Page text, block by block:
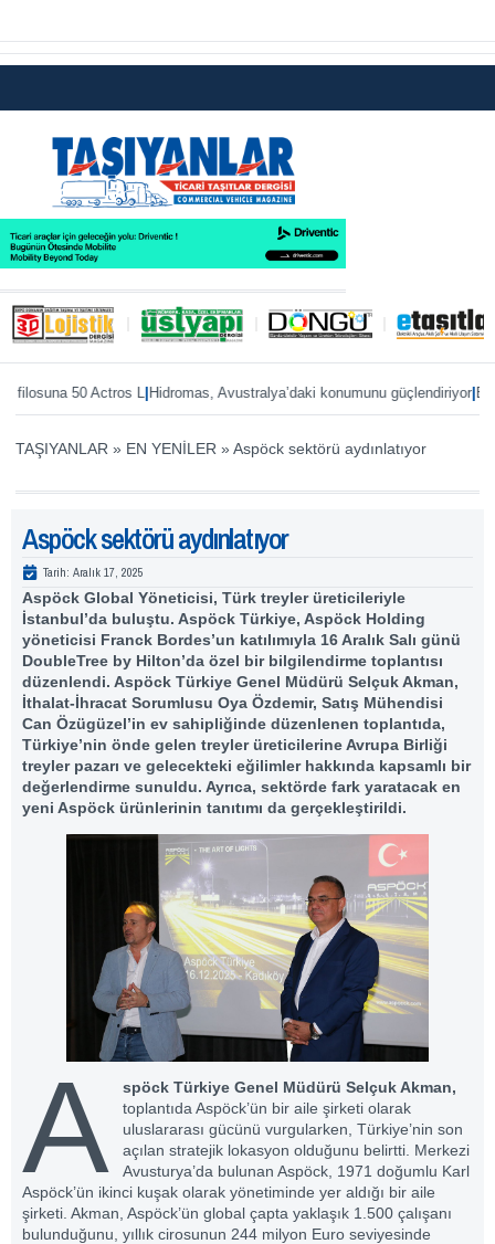
50 Actros L|Hidromas, Avustralya’daki konumunu güçlendiriyor|Enver
TAŞIYANLAR » EN YENİLER »Aspöck sektörü aydınlatıyor
Aspöck sektörü aydınlatıyor
Tarih: Aralık 17, 2025
Aspöck Global Yöneticisi, Türk treyler üreticileriyle
İstanbul’da buluştu. Aspöck Türkiye, Aspöck Holding
yöneticisi Franck Bordes’un katılımıyla 16 Aralık Salı günü
DoubleTree by Hilton’da özel bir bilgilendirme toplantısı
düzenlendi. Aspöck Türkiye Genel Müdürü Selçuk Akman,
İthalat-İhracat Sorumlusu Oya Özdemir, Satış Mühendisi
Can Özügüzel’in ev sahipliğinde düzenlenen toplantıda,
Türkiye’nin önde gelen treyler üreticilerine Avrupa Birliği
treyler pazarı ve gelecekteki eğilimler hakkında kapsamlı bir
değerlendirme sunuldu. Ayrıca, sektörde fark yaratacak en
yeni Aspöck ürünlerinin tanıtımı da gerçekleştirildi.
A
spöck Türkiye Genel Müdürü Selçuk Akman,
toplantıda Aspöck’ün bir aile şirketi olarak
uluslararası gücünü vurgularken, Türkiye’nin son
açılan stratejik lokasyon olduğunu belirtti. Merkezi
Avusturya’da bulunan Aspöck, 1971 doğumlu Karl
Aspöck’ün ikinci kuşak olarak yönetiminde yer aldığı bir aile
şirketi. Akman, Aspöck’ün global çapta yaklaşık 1.500 çalışanı
bulunduğunu, yıllık cirosunun 244 milyon Euro seviyesinde